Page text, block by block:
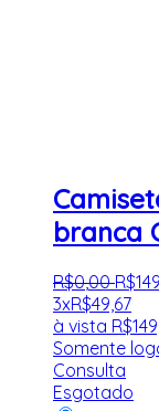
branca
R$0,00 R$149
3xR$49,67
à vista R$
Somente
Consulta
Esgotado